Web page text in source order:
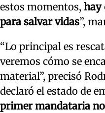
estos momentos, hay
para salvar vidas”,
“Lo principal es
veremos cómo se
material”, precisó
declaró el estado de
primer mandataria